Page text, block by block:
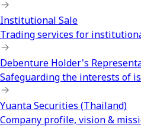
Institutional Sale
Trading services for
Debenture Holder's
Safeguarding the interests of
Yuanta Securities (Thailand)
Company profile, vision &